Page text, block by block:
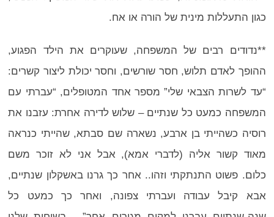
כגון התעללות מינית של הורה או אח.
**נדודים רבים של המשפחה, שעוקרים את הילד הפגוע,
ההופך לאדם תלוש, חסר שורשים, וחסר יכולת ליצור קשרים:
“עד לשרות הצבאי שלי” מספר אחד המטופלים, “עברתי עם
המשפחה כמעט כל שנתיים – שלוש לדירה אחרת: עזבנו את
רוסיה כשהייתי בן ארבע, נשארה שם סבתא, שהייתי כנראה
מאוד קשור אליה (לדברי אמא), אבל אני לא זוכר משם
כלום. פשוט התנתקתי וזהו.. אחר כך גרנו באשקלון שנתיים,
אבא קיבל עבודה ועברתי צפונה, ואחר כך כמעט כל